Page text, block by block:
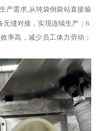
产需求,从吨袋倒袋站直接输
无缝对接，实现连续生产；6.
率高，减少员工体力劳动；